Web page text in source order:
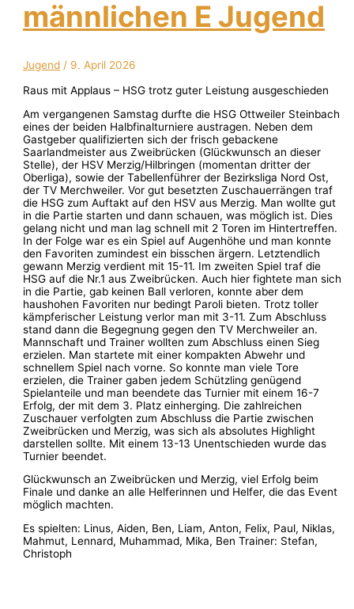
männlichen E Jugend
Jugend / 9. April 2026
Raus mit Applaus – HSG trotz guter Leistung ausgeschieden
Am vergangenen Samstag durfte die HSG Ottweiler Steinbach
eines der beiden Halbfinalturniere austragen. Neben dem
Gastgeber qualifizierten sich der frisch gebackene
Saarlandmeister aus Zweibrücken (Glückwunsch an dieser
Stelle), der HSV Merzig/Hilbringen (momentan dritter der
Oberliga), sowie der Tabellenführer der Bezirksliga Nord Ost,
der TV Merchweiler. Vor gut besetzten Zuschauerrängen traf
die HSG zum Auftakt auf den HSV aus Merzig. Man wollte gut
in die Partie starten und dann schauen, was möglich ist. Dies
gelang nicht und man lag schnell mit 2 Toren im Hintertreffen.
In der Folge war es ein Spiel auf Augenhöhe und man konnte
den Favoriten zumindest ein bisschen ärgern. Letztendlich
gewann Merzig verdient mit 15-11. Im zweiten Spiel traf die
HSG auf die Nr.1 aus Zweibrücken. Auch hier fightete man sich
in die Partie, gab keinen Ball verloren, konnte aber dem
haushohen Favoriten nur bedingt Paroli bieten. Trotz toller
kämpferischer Leistung verlor man mit 3-11. Zum Abschluss
stand dann die Begegnung gegen den TV Merchweiler an.
Mannschaft und Trainer wollten zum Abschluss einen Sieg
erzielen. Man startete mit einer kompakten Abwehr und
schnellem Spiel nach vorne. So konnte man viele Tore
erzielen, die Trainer gaben jedem Schützling genügend
Spielanteile und man beendete das Turnier mit einem 16-7
Erfolg, der mit dem 3. Platz einherging. Die zahlreichen
Zuschauer verfolgten zum Abschluss die Partie zwischen
Zweibrücken und Merzig, was sich als absolutes Highlight
darstellen sollte. Mit einem 13-13 Unentschieden wurde das
Turnier beendet.
Glückwunsch an Zweibrücken und Merzig, viel Erfolg beim
Finale und danke an alle Helferinnen und Helfer, die das Event
möglich machten.
Es spielten: Linus, Aiden, Ben, Liam, Anton, Felix, Paul, Niklas,
Mahmut, Lennard, Muhammad, Mika, Ben Trainer: Stefan,
Christoph